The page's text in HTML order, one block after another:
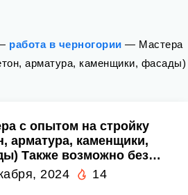
работа в черногории — Мастера
арматура, каменщики, фасады)
с опытом на стройку
арматура, каменщики,
Также возможно без…
2024
14